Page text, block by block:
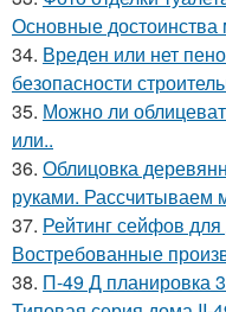
Основные достоинства
34. Вреден или нет
безопасности
35. Можно ли
или..
36. Облицовка
руками. Рассчитываем
37. Рейтинг сейфов
Востребованные
38. П-49 Д планировка